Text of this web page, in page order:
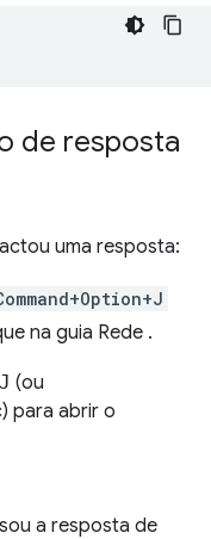
de resposta
uma resposta:
na guia Rede .
J (ou
para abrir o
a resposta de